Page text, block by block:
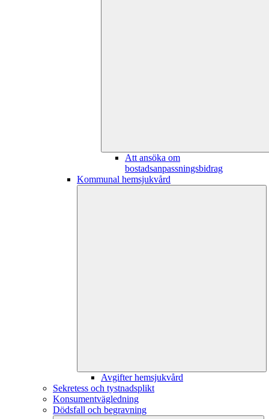
Att ansöka om
bostadsanpassningsbidrag
Kommunal hemsjukvård
Avgifter hemsjukvård
Sekretess och tystnadsplikt
Konsumentvägledning
Dödsfall och begravning